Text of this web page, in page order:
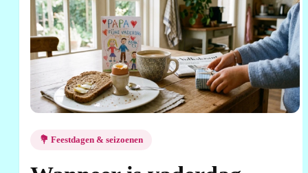
💐 Feestdagen & seizoenen